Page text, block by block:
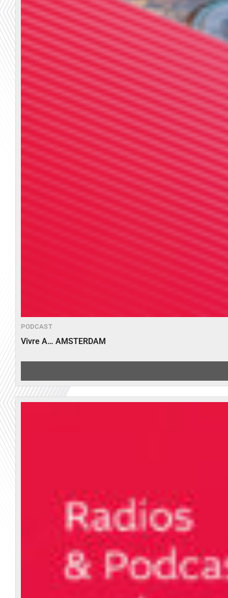
PODCAST
Vivre A… AMSTERDAM